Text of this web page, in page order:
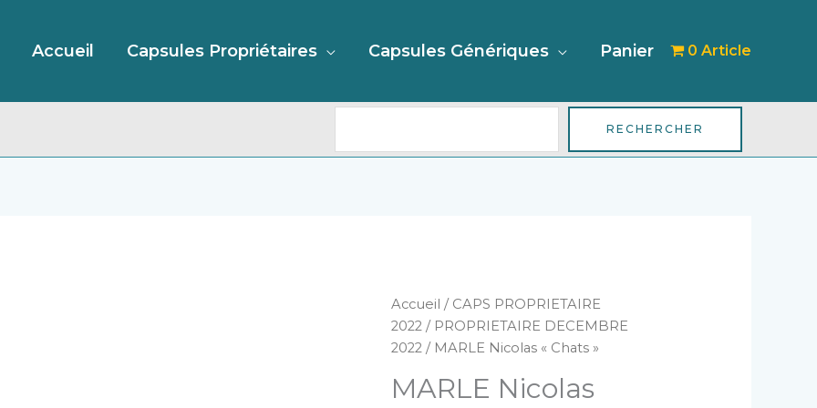
Accueil Capsules Propriétaires Capsules Génériques Panier 0 Article
RECHERCHER
Accueil / CAPS PROPRIETAIRE
2022 / PROPRIETAIRE DECEMBRE
2022 / MARLE Nicolas « Chats »
MARLE Nicolas
quantité
de
MARLE
"Chats"